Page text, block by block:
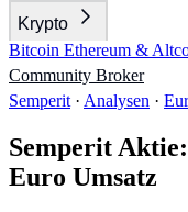
Krypto
Bitcoin Ethereum &
Community Broker
Semperit · Analysen ·
Semperit
Euro Umsatz